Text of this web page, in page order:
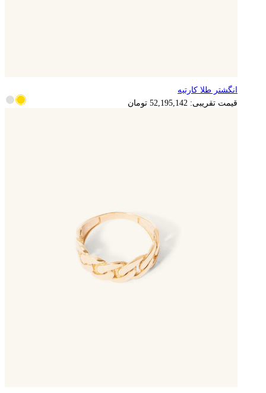
10,439,028 تومان
انگشتر طلا کارتیه
قیمت تقریبی:52,195,142 تومان